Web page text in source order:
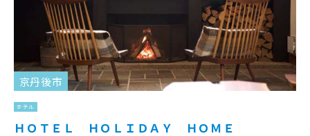
京丹後市
ホテル
ＨＯＴＥＬ ＨＯＬＩＤＡＹ ＨＯＭＥ